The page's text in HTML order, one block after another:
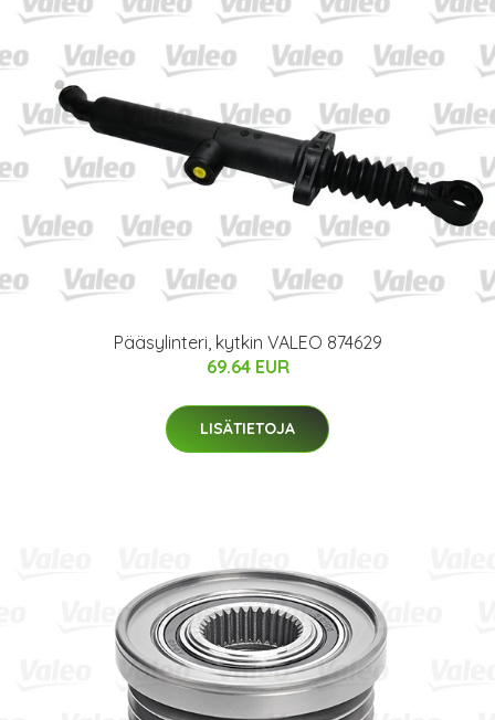
Pääsylinteri, kytkin VALEO 874629
69.64 EUR
LISÄTIETOJA